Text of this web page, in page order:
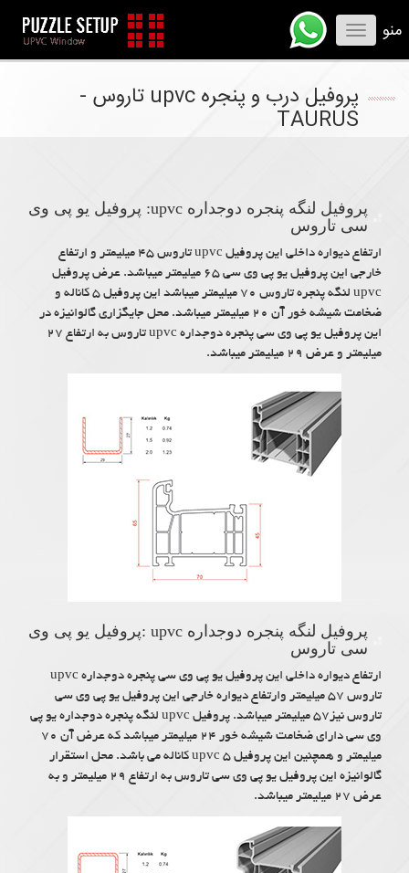
منو
Toggle
navigation
پروفیل درب و پنجره upvc تاروس -
TAURUS
پروفیل لنگه پنجره دوجداره upvc: پروفیل یو پی وی
سی تاروس
ارتفاع دیواره داخلی این پروفیل upvc تاروس ۴۵ میلیمتر و ارتفاع
خارجی این پروفیل یو پی وی سی ۶۵ میلیمتر میباشد. عرض پروفیل
upvc لنگه پنجره تاروس ۷۰ میلیمتر میباشد این پروفیل ۵ کاناله و
ضخامت شیشه خور آن ۲۰ میلیمتر میباشد. محل جایگزاری گالوانیزه در
این پروفیل یو پی وی سی پنجره دوجداره upvc تاروس به ارتفاع ۲۷
میلیمتر و عرض ۲۹ میلیمتر میباشد.
پروفیل لنگه پنجره دوجداره upvc :پروفیل یو پی وی
سی تاروس
ارتفاع دیواره داخلی این پروفیل یو پی وی سی پنجره دوجداره upvc
تاروس ۵۷ میلیمتر وارتفاع دیواره خارجی این پروفیل یو پی وی سی
تاروس نیز۵۷ میلیمتر میباشد. پروفیل upvc لنگه پنجره دوجداره یو پی
وی سی دارای ضخامت شیشه خور ۲۴ میلیمتر میباشد که عرض آن ۷۰
میلیمتر و همچنین این پروفیل upvc ۵ کاناله می باشد. محل استقرار
گالوانیزه این پروفیل یو پی وی سی تاروس به ارتفاع ۲۹ میلیمتر و به
عرض ۲۷ میلیمتر میباشد.